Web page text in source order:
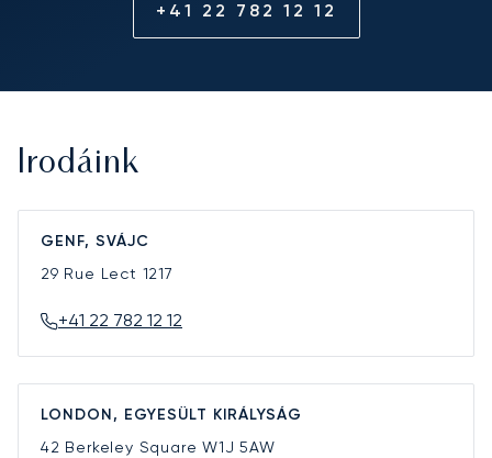
+41 22 782 12 12
Irodáink
GENF, SVÁJC
29 Rue Lect 1217
+41 22 782 12 12
LONDON, EGYESÜLT KIRÁLYSÁG
42 Berkeley SquareW1J 5AW